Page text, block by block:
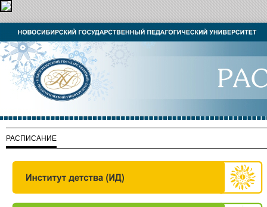
РАСПИСАНИЕ